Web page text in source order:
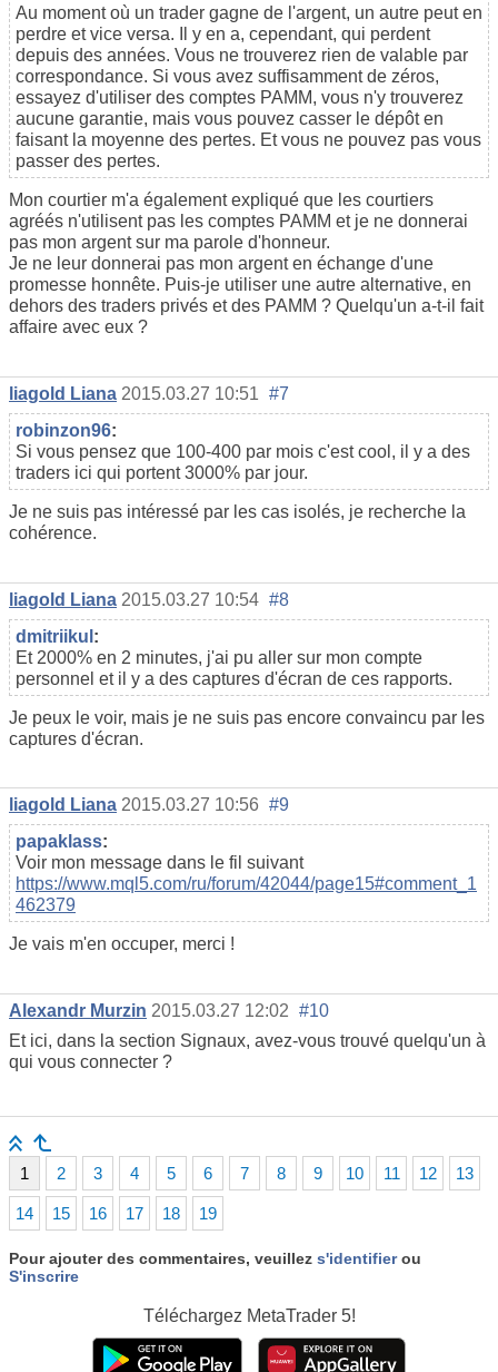
Au moment où un trader gagne de l'argent, un autre peut en
perdre et vice versa. Il y en a, cependant, qui perdent
depuis des années. Vous ne trouverez rien de valable par
correspondance. Si vous avez suffisamment de zéros,
essayez d'utiliser des comptes PAMM, vous n'y trouverez
aucune garantie, mais vous pouvez casser le dépôt en
faisant la moyenne des pertes. Et vous ne pouvez pas vous
passer des pertes.
Mon courtier m'a également expliqué que les courtiers
agréés n'utilisent pas les comptes PAMM et je ne donnerai
pas mon argent sur ma parole d'honneur.
Je ne leur donnerai pas mon argent en échange d'une
promesse honnête. Puis-je utiliser une autre alternative, en
dehors des traders privés et des PAMM ? Quelqu'un a-t-il fait
affaire avec eux ?
liagold Liana 2015.03.27 10:51 #7
robinzon96:
Si vous pensez que 100-400 par mois c'est cool, il y a des
traders ici qui portent 3000% par jour.
Je ne suis pas intéressé par les cas isolés, je recherche la
cohérence.
liagold Liana 2015.03.27 10:54 #8
dmitriikul :
Et 2000% en 2 minutes, j'ai pu aller sur mon compte
personnel et il y a des captures d'écran de ces rapports.
Je peux le voir, mais je ne suis pas encore convaincu par les
captures d'écran.
liagold Liana 2015.03.27 10:56 #9
papaklass:
Voir mon message dans le fil suivant
https://www.mql5.com/ru/forum/42044/page15#comment_1
462379
Je vais m'en occuper, merci !
Alexandr Murzin 2015.03.27 12:02 #10
Et ici, dans la section Signaux, avez-vous trouvé quelqu'un à
qui vous connecter ?
1 2 3 4 5 6 7 8 9 10 11 12 13
14 15 16 17 18 19
Pour ajouter des commentaires, veuillez s'identifierou
S'inscrire
Téléchargez MetaTrader 5!